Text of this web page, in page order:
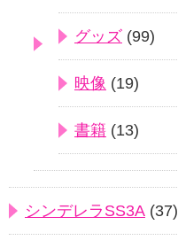
グッズ (99)
映像 (19)
書籍 (13)
シンデレラSS3A (37)